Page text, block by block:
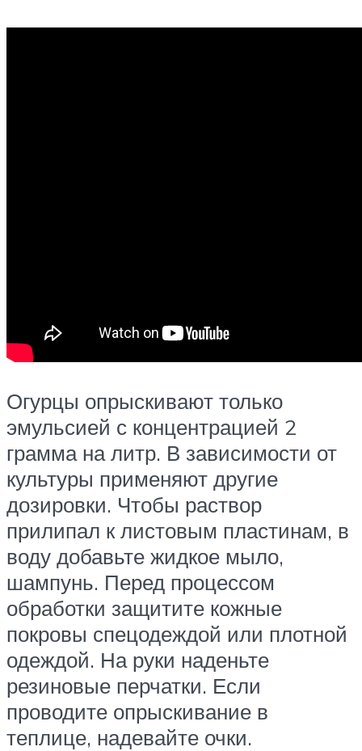
Огурцы опрыскивают только
эмульсией с концентрацией 2
грамма на литр. В зависимости от
культуры применяют другие
дозировки. Чтобы раствор
прилипал к листовым пластинам, в
воду добавьте жидкое мыло,
шампунь. Перед процессом
обработки защитите кожные
покровы спецодеждой или плотной
одеждой. На руки наденьте
резиновые перчатки. Если
проводите опрыскивание в
теплице, надевайте очки.